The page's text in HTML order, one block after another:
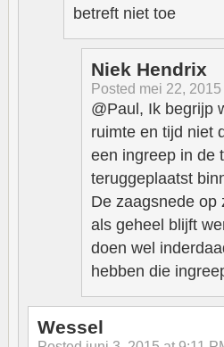
betreft niet toe
Niek Hendrix
Posted mei 22,
@Paul, Ik begrijp
ruimte en tijd niet
een ingreep in de
teruggeplaatst
De zaagsnede op
als geheel blijft
doen wel
hebben die
Wessel